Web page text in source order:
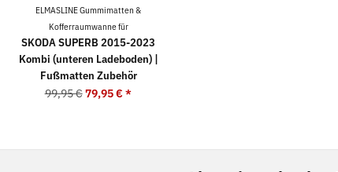
ELMASLINE Gummimatten &
Kofferraumwanne für
SKODA SUPERB 2015-2023
Kombi (unteren Ladeboden) |
Fußmatten Zubehör
99,95 € 79,95 €*